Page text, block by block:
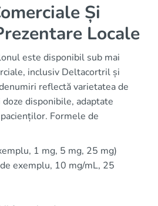
Și
Locale
este disponibil sub mai
inclusiv Deltacortril și
reflectă varietatea de
disponibile, adaptate
Formele de
1 mg, 5 mg, 25 mg)
exemplu, 10 mg/mL, 25